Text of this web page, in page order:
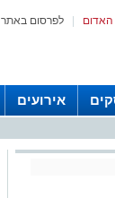
לפרסום באתר האדום
אירועים